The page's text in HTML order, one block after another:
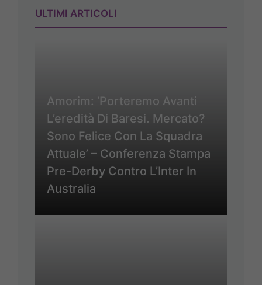
ULTIMI ARTICOLI
Amorim: ‘Porteremo Avanti
L’eredità Di Baresi. Mercato?
Sono Felice Con La Squadra
Attuale’ – Conferenza Stampa
Pre-Derby Contro L’Inter In
Australia